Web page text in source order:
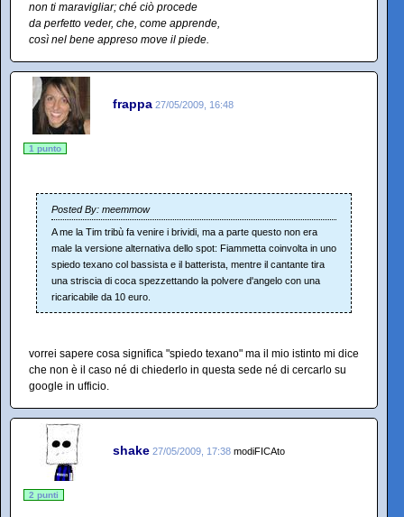
non ti maravigliar; ché ciò procede
da perfetto veder, che, come apprende,
così nel bene appreso move il piede.
frappa 27/05/2009, 16:48
1 punto
Posted By: meemmow
A me la Tim tribù fa venire i brividi, ma a parte questo non era
male la versione alternativa dello spot: Fiammetta coinvolta in uno
spiedo texano col bassista e il batterista, mentre il cantante tira
una striscia di coca spezzettando la polvere d'angelo con una
ricaricabile da 10 euro.
vorrei sapere cosa significa "spiedo texano" ma il mio istinto mi dice
che non è il caso né di chiederlo in questa sede né di cercarlo su
google in ufficio.
shake 27/05/2009, 17:38 modiFICAto
2 punti